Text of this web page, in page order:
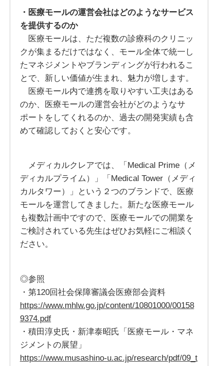
・医療モールの運営会社はどのようなサービス
を提供するのか
医療モールは、ただ複数の診療科のクリニッ
クが集まるだけではなく、モール全体で統一し
たマネジメントやブランディングが行われるこ
とで、新しい価値が生まれ、魅力が増します。
医療モール内で連携を取りやすい工夫はある
のか、医療モールの運営会社がどのようなサ
ポートをしてくれるのか、過去の開発実績も含
めて確認しておくと安心です。
メディカルクレアでは、「Medical Prime（メ
ディカルプライム）」「Medical Tower（メディ
カルタワー）」という２つのブランドで、医療
モールを運営してきました。新たな医療モール
も複数計画中ですので、医療モールでの開業を
ご検討されている先生はぜひお気軽にご相談く
ださい。
◎参照
・第120回社会保障審議会医療部会資料
https://www.mhlw.go.jp/content/10801000/00158
9374.pdf
・積田淳史氏・新津泰昭氏「医療モール・マネ
ジメントの展望」
https://www.musashino-u.ac.jp/research/pdf/09_t